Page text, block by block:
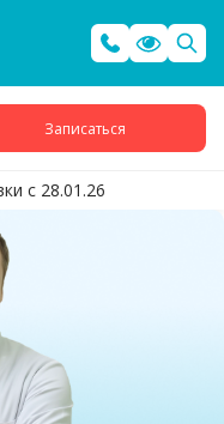
Записаться
с 28.01.26